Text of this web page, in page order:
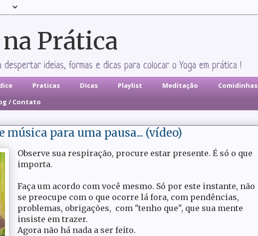
Prática
despertar ideias, formas e dicas para colocar o Yoga em prática !
Praticas Dicas Playlist Meditação Comidinhas
/ Contato
música para uma pausa... (vídeo)
Observe sua respiração, procure estar presente. É só o que
importa.
Faça um acordo com você mesmo. Só por este instante, não
se preocupe com o que ocorre lá fora, com pendências,
problemas, obrigações, com "tenho que", que sua mente
insiste em trazer.
Agora não há nada a ser feito.